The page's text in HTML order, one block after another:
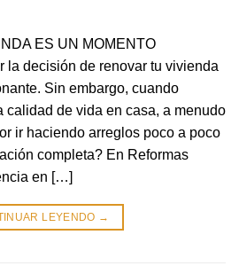
ES UN MOMENTO
la decisión de renovar tu vivienda
Sin embargo, cuando
calidad de vida en casa, a menudo
ir haciendo arreglos poco a poco
completa? En Reformas
en […]
LEYENDO →